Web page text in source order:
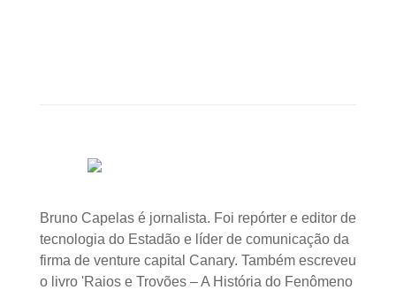
Bruno Capelas é jornalista. Foi repórter e editor de
tecnologia do Estadão e líder de comunicação da
firma de venture capital Canary. Também escreveu
o livro 'Raios e Trovões – A História do Fenômeno